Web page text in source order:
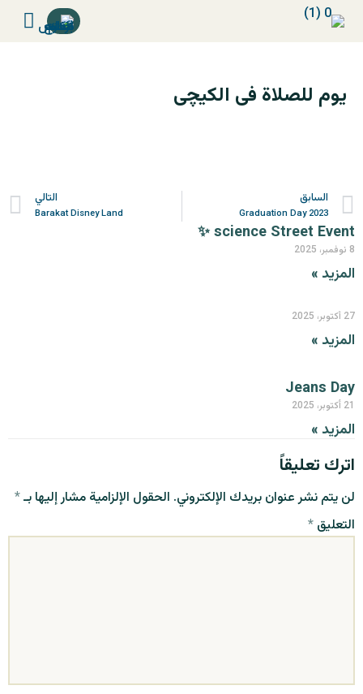
يوم للصلاة فى الكيچى
السابق
Graduation Day 2023
التالي
Barakat Disney Land
science Street Event ✨
8 نوفمبر، 2025
المزيد »
27 أكتوبر، 2025
المزيد »
Jeans Day
21 أكتوبر، 2025
المزيد »
اترك تعليقاً
لن يتم نشر عنوان بريدك الإلكتروني. الحقول الإلزامية مشار إليها بـ*
التعليق *